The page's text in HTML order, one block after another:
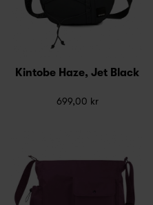
Kintobe Haze, Jet Black
699,00 kr